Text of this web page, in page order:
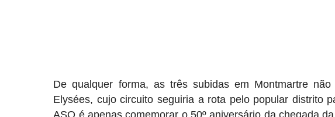
De qualquer forma, as três subidas em Montmartre
Elysées, cujo circuito seguiria a rota pelo popular distrito
ASO é apenas comemorar o 50º aniversário da chegada